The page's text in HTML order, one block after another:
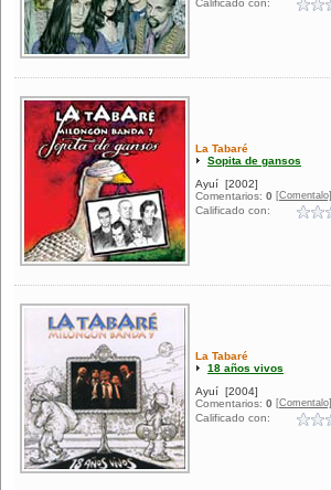
Calificado con:
La Tabaré
Sopita de gansos
Ayuí [2002]
Comentarios: 0 [Comentalo]
Calificado con:
La Tabaré
18 años vivos
Ayuí [2004]
Comentarios: 0 [Comentalo]
Calificado con: